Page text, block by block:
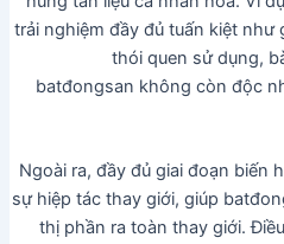
trải nghiệm đầy đủ tuấn kiệt như
thói quen sử dụng,
batđongsan không còn độc
Ngoài ra, đầy đủ giai đoạn biến
sự hiệp tác thay giới, giúp
thị phần ra toàn thay giới.